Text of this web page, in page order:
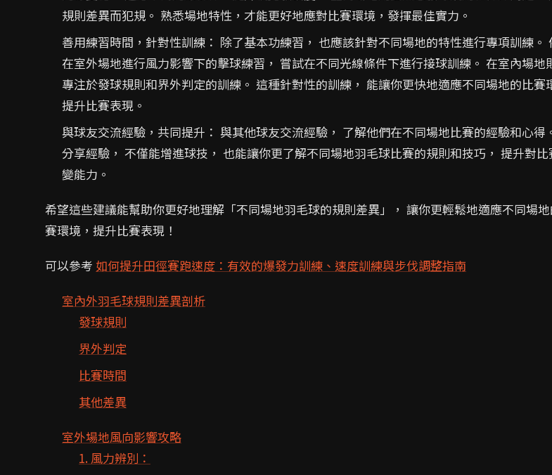
規則差異而犯規。 熟悉場地特性，才能更好地應對比賽環境，發揮最佳實力。
善用練習時間，針對性訓練： 除了基本功練習， 也應該針對不同場地的特性進行專項訓練。
在室外場地進行風力影響下的擊球練習， 嘗試在不同光線條件下進行接球訓練。 在室內場地
專注於發球規則和界外判定的訓練。 這種針對性的訓練， 能讓你更快地適應不同場地的比賽
提升比賽表現。
與球友交流經驗，共同提升： 與其他球友交流經驗， 了解他們在不同場地比賽的經驗和心得
分享經驗， 不僅能增進球技， 也能讓你更了解不同場地羽毛球比賽的規則和技巧， 提升對
變能力。
希望這些建議能幫助你更好地理解「不同場地羽毛球的規則差異」， 讓你更輕鬆地適應不同場
賽環境，提升比賽表現！
可以參考 如何提升田徑賽跑速度：有效的爆發力訓練、速度訓練與步伐調整指南
室內外羽毛球規則差異剖析
發球規則
界外判定
比賽時間
其他差異
室外場地風向影響攻略
1. 風力辨別：